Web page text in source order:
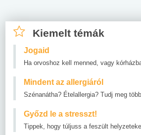
Kiemelt témák
Jogaid
Ha orvoshoz kell menned, vagy
Mindent az allergiáról
Szénanátha? Ételallergia? Tudj meg
Győzd le a stresszt!
Tippek, hogy túljuss a feszült